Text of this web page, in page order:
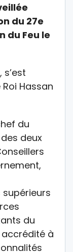
du 27e
du Feu le
Hassan
du
deux
du
à